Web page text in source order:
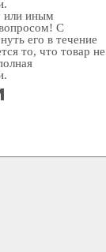
или иным
С
его в течение
то, что товар не